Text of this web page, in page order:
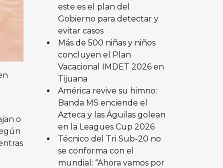
o
este es el plan del
Gobierno para detectar y
evitar casos
Más de 500 niñas y niños
concluyen el Plan
Vacacional IMDET 2026 en
Tijuana
América revive su himno:
Banda MS enciende el
Azteca y las Águilas golean
en la Leagues Cup 2026
Técnico del Tri Sub-20 no
se conforma con el
mundial: “Ahora vamos por